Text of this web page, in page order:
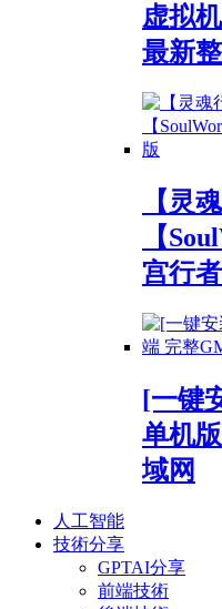
虚拟
最新
【灵
【
宫行
[一键
单机
域网
人工智能
技術分享
GPTAI分享
前端技術